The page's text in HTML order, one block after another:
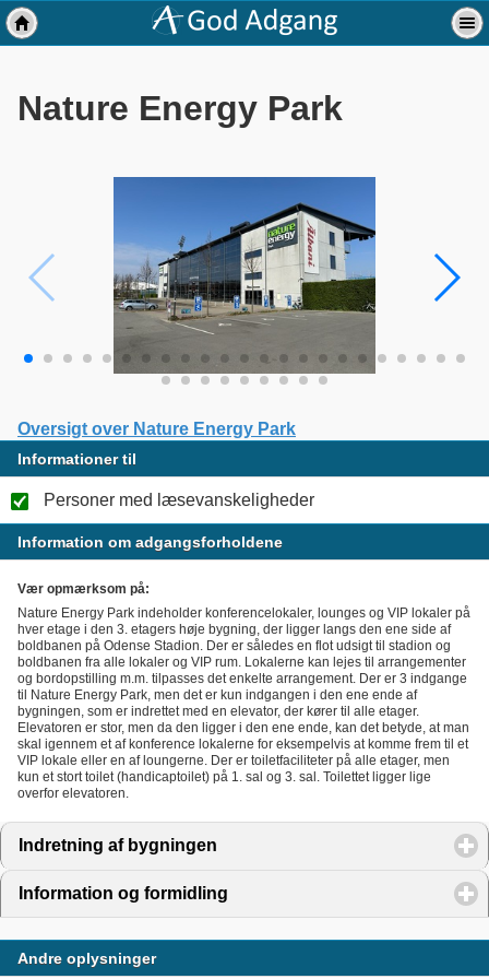
Nature Energy Park
Oversigt over Nature Energy Park
Informationer til
Personer med læsevanskeligheder
Information om adgangsforholdene
Vær opmærksom på:
Nature Energy Park indeholder konferencelokaler, lounges og VIP lokaler på
hver etage i den 3. etagers høje bygning, der ligger langs den ene side af
boldbanen på Odense Stadion. Der er således en flot udsigt til stadion og
boldbanen fra alle lokaler og VIP rum. Lokalerne kan lejes til arrangementer
og bordopstilling m.m. tilpasses det enkelte arrangement. Der er 3 indgange
til Nature Energy Park, men det er kun indgangen i den ene ende af
bygningen, som er indrettet med en elevator, der kører til alle etager.
Elevatoren er stor, men da den ligger i den ene ende, kan det betyde, at man
skal igennem et af konference lokalerne for eksempelvis at komme frem til et
VIP lokale eller en af loungerne. Der er toiletfaciliteter på alle etager, men
kun et stort toilet (handicaptoilet) på 1. sal og 3. sal. Toilettet ligger lige
overfor elevatoren.
Indretning af bygningen
Information og formidling
Andre oplysninger